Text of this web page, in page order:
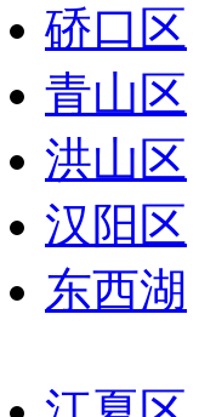
硚口区
青山区
洪山区
汉阳区
东西湖